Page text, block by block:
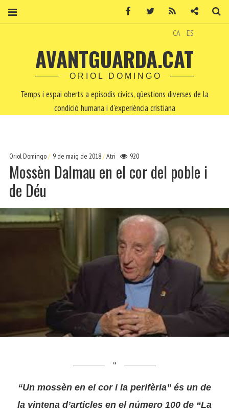
CA ES
AVANTGUARDA.CAT
ORIOL DOMINGO
Temps i espai oberts a episodis cívics, qüestions diverses de la
condició humana i d'experiència cristiana
Oriol Domingo 9 de maig de 2018 Atri 920
Mossèn Dalmau en el cor del poble i
de Déu
“Un mossèn en el cor i la perifèria” és un de
la vintena d’articles en el número 100 de “La
Facebook Twitter Contacte